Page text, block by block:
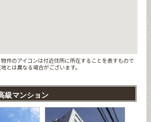
件のアイコンは付近住所に所在することを表すもので
とは異なる場合がございます。
級マンション